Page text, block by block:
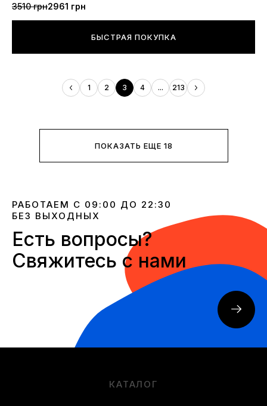
3510 грн2961 грн
БЫСТРАЯ ПОКУПКА
1 2 3 4 ... 213
ПОКАЗАТЬ ЕЩЕ 18
РАБОТАЕМ С 09:00 ДО 22:30
БЕЗ ВЫХОДНЫХ
Есть вопросы?
Свяжитесь с нами
КАТАЛОГ